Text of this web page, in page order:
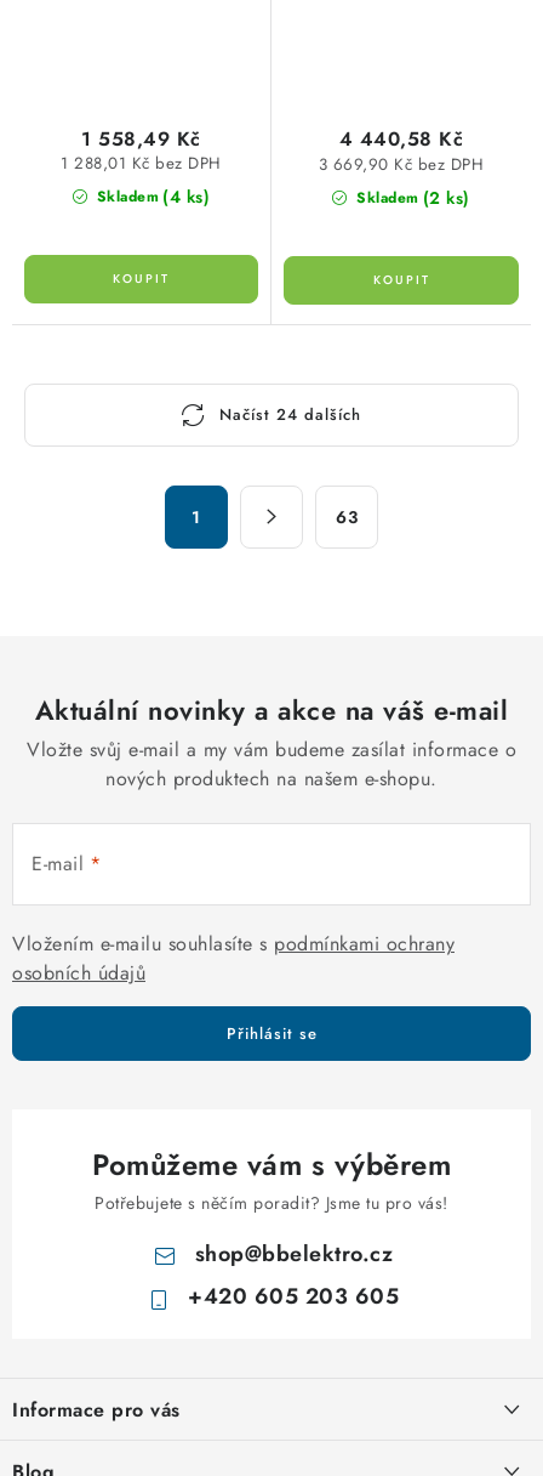
Skladem (4 ks)
1 288,01 Kč bez DPH
1 558,49 Kč
Skladem (2 ks)
3 669,90 Kč bez DPH
4 440,58 Kč
O
v
k
p
i
s
u
Načíst 24 dalších
á
n
1 63
Aktuální novinky a akce na váš e-mail
Vložte svůj e-mail a my vám budeme zasílat informace o
nových produktech na našem e-shopu.
E-mail
Vložením e-mailu souhlasíte s podmínkami ochrany
osobních údajů
Přihlásit se
Pomůžeme vám s výběrem
Potřebujete s něčím poradit? Jsme tu pro vás!
shop@bbelektro.cz
+420 605 203 605
p
a
Informace pro vás